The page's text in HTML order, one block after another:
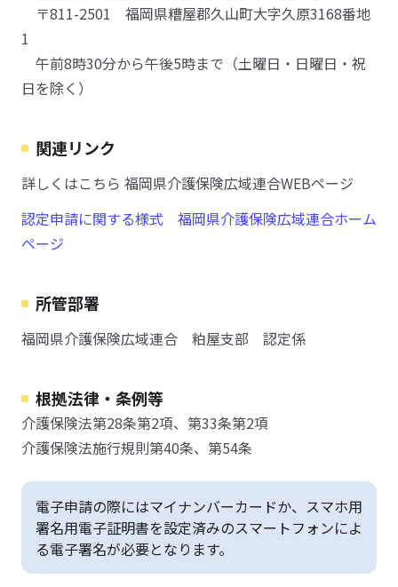
〒811-2501 福岡県糟屋郡久山町大字久原3168番地
1
午前8時30分から午後5時まで（土曜日・日曜日・祝
日を除く）
関連リンク
詳しくはこちら 福岡県介護保険広域連合WEBページ
認定申請に関する様式 福岡県介護保険広域連合ホーム
ページ
所管部署
福岡県介護保険広域連合 粕屋支部 認定係
根拠法律・条例等
介護保険法第28条第2項、第33条第2項
介護保険法施行規則第40条、第54条
電子申請の際にはマイナンバーカードか、スマホ用
署名用電子証明書を設定済みのスマートフォンによ
る電子署名が必要となります。